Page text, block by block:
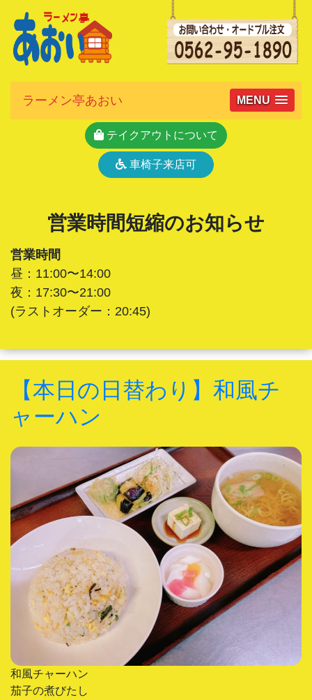
ラーメン亭あおい MENU
テイクアウトについて
車椅子来店可
営業時間短縮のお知らせ
営業時間
昼：11:00〜14:00
夜：17:30〜21:00
(ラストオーダー：20:45)
【本日の日替わり】和風チ
ャーハン
和風チャーハン
茄子の煮びたし